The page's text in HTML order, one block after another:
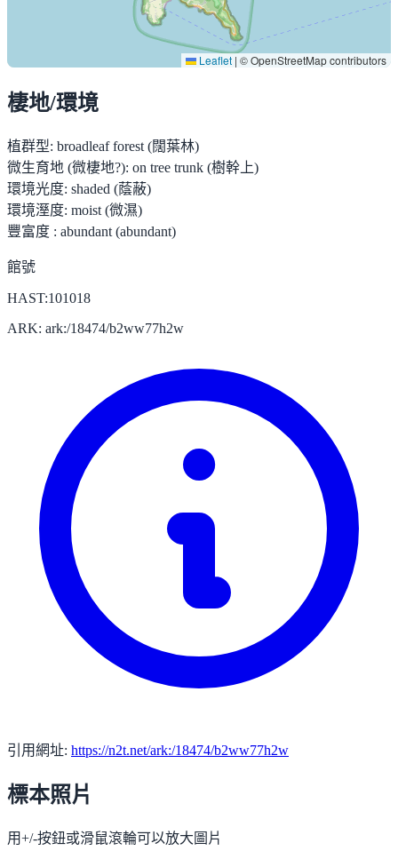
Leaflet | © OpenStreetMap contributors
棲地/環境
植群型: broadleaf forest (闊葉林)
微生育地 (微棲地?): on tree trunk (樹幹上)
環境光度: shaded (蔭蔽)
環境溼度: moist (微濕)
豐富度 : abundant (abundant)
館號
HAST:101018
ARK: ark:/18474/b2ww77h2w
引用網址: https://n2t.net/ark:/18474/b2ww77h2w
標本照片
用+/-按鈕或滑鼠滾輪可以放大圖片